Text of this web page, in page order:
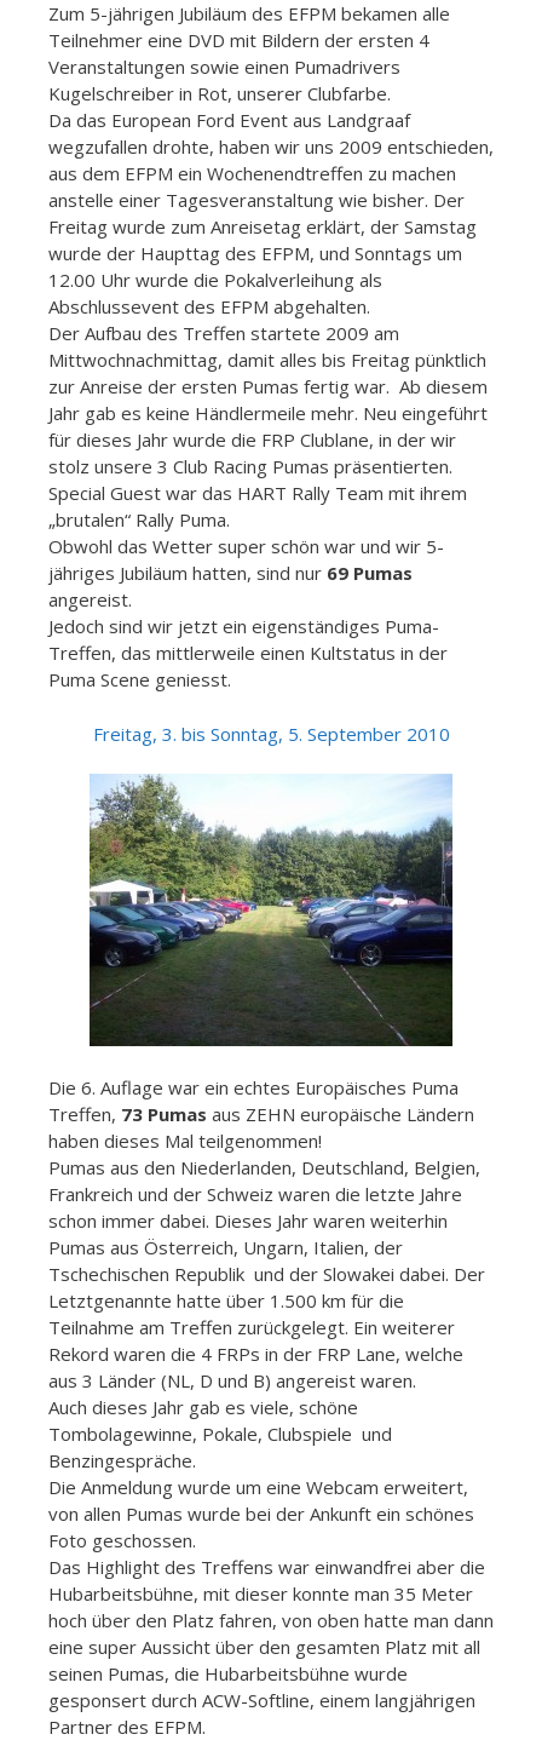
Zum 5-jährigen Jubiläum des EFPM bekamen alle
Teilnehmer eine DVD mit Bildern der ersten 4
Veranstaltungen sowie einen Pumadrivers
Kugelschreiber in Rot, unserer Clubfarbe.
Da das European Ford Event aus Landgraaf
wegzufallen drohte, haben wir uns 2009 entschieden,
aus dem EFPM ein Wochenendtreffen zu machen
anstelle einer Tagesveranstaltung wie bisher. Der
Freitag wurde zum Anreisetag erklärt, der Samstag
wurde der Haupttag des EFPM, und Sonntags um
12.00 Uhr wurde die Pokalverleihung als
Abschlussevent des EFPM abgehalten.
Der Aufbau des Treffen startete 2009 am
Mittwochnachmittag, damit alles bis Freitag pünktlich
zur Anreise der ersten Pumas fertig war. Ab diesem
Jahr gab es keine Händlermeile mehr. Neu eingeführt
für dieses Jahr wurde die FRP Clublane, in der wir
stolz unsere 3 Club Racing Pumas präsentierten.
Special Guest war das HART Rally Team mit ihrem
„brutalen“ Rally Puma.
Obwohl das Wetter super schön war und wir 5-
jähriges Jubiläum hatten, sind nur 69 Pumas
angereist.
Jedoch sind wir jetzt ein eigenständiges Puma-
Treffen, das mittlerweile einen Kultstatus in der
Puma Scene geniesst.
Freitag, 3. bis Sonntag, 5. September 2010
Die 6. Auflage war ein echtes Europäisches Puma
Treffen, 73 Pumas aus ZEHN europäische Ländern
haben dieses Mal teilgenommen!
Pumas aus den Niederlanden, Deutschland, Belgien,
Frankreich und der Schweiz waren die letzte Jahre
schon immer dabei. Dieses Jahr waren weiterhin
Pumas aus Österreich, Ungarn, Italien, der
Tschechischen Republik und der Slowakei dabei. Der
Letztgenannte hatte über 1.500 km für die
Teilnahme am Treffen zurückgelegt. Ein weiterer
Rekord waren die 4 FRPs in der FRP Lane, welche
aus 3 Länder (NL, D und B) angereist waren.
Auch dieses Jahr gab es viele, schöne
Tombolagewinne, Pokale, Clubspiele und
Benzingespräche.
Die Anmeldung wurde um eine Webcam erweitert,
von allen Pumas wurde bei der Ankunft ein schönes
Foto geschossen.
Das Highlight des Treffens war einwandfrei aber die
Hubarbeitsbühne, mit dieser konnte man 35 Meter
hoch über den Platz fahren, von oben hatte man dann
eine super Aussicht über den gesamten Platz mit all
seinen Pumas, die Hubarbeitsbühne wurde
gesponsert durch ACW-Softline, einem langjährigen
Partner des EFPM.